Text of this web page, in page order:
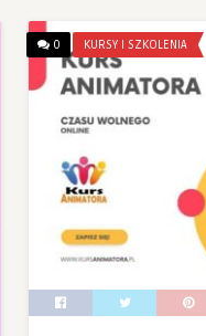
0 KURSY I SZKOLENIA